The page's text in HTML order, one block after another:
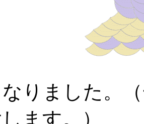
りました。
ます。）